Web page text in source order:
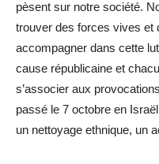
pèsent sur notre société.
trouver des forces vives et
accompagner dans cette
cause républicaine et
s’associer aux
passé le 7 octobre en
un nettoyage ethnique, un